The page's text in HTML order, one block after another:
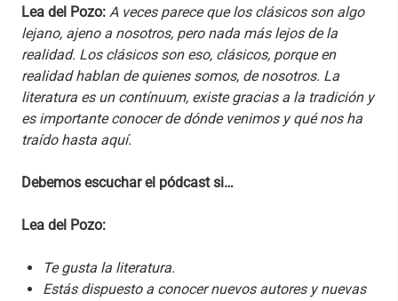
Lea del Pozo: A veces parece que los clásicos son algo
lejano, ajeno a nosotros, pero nada más lejos de la
realidad. Los clásicos son eso, clásicos, porque en
realidad hablan de quienes somos, de nosotros. La
literatura es un contínuum, existe gracias a la tradición y
es importante conocer de dónde venimos y qué nos ha
traído hasta aquí.
Debemos escuchar el pódcast si…
Lea del Pozo:
Te gusta la literatura.
Estás dispuesto a conocer nuevos autores y nuevas